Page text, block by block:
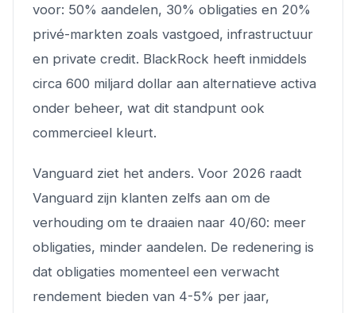
voor: 50% aandelen, 30% obligaties en 20%
privé-markten zoals vastgoed, infrastructuur
en private credit. BlackRock heeft inmiddels
circa 600 miljard dollar aan alternatieve activa
onder beheer, wat dit standpunt ook
commercieel kleurt.
Vanguard ziet het anders. Voor 2026 raadt
Vanguard zijn klanten zelfs aan om de
verhouding om te draaien naar 40/60: meer
obligaties, minder aandelen. De redenering is
dat obligaties momenteel een verwacht
rendement bieden van 4-5% per jaar,